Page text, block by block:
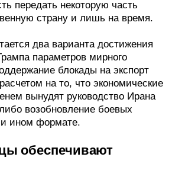
передать некоторую часть
страну и лишь на время.
два варианта достижения
параметров мирного
блокады на экспорт
на то, что экономические
вынудят руководство Ирана
возобновление боевых
ином формате.
обеспечивают